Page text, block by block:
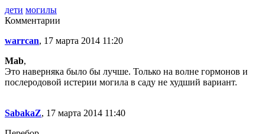
дети могилы
Комментарии
warrcan, 17 марта 2014 11:20
Mab,
Это наверняка было бы лучше. Только на волне гормонов и
послеродовой истерии могила в саду не худший вариант.
SabakaZ, 17 марта 2014 11:40